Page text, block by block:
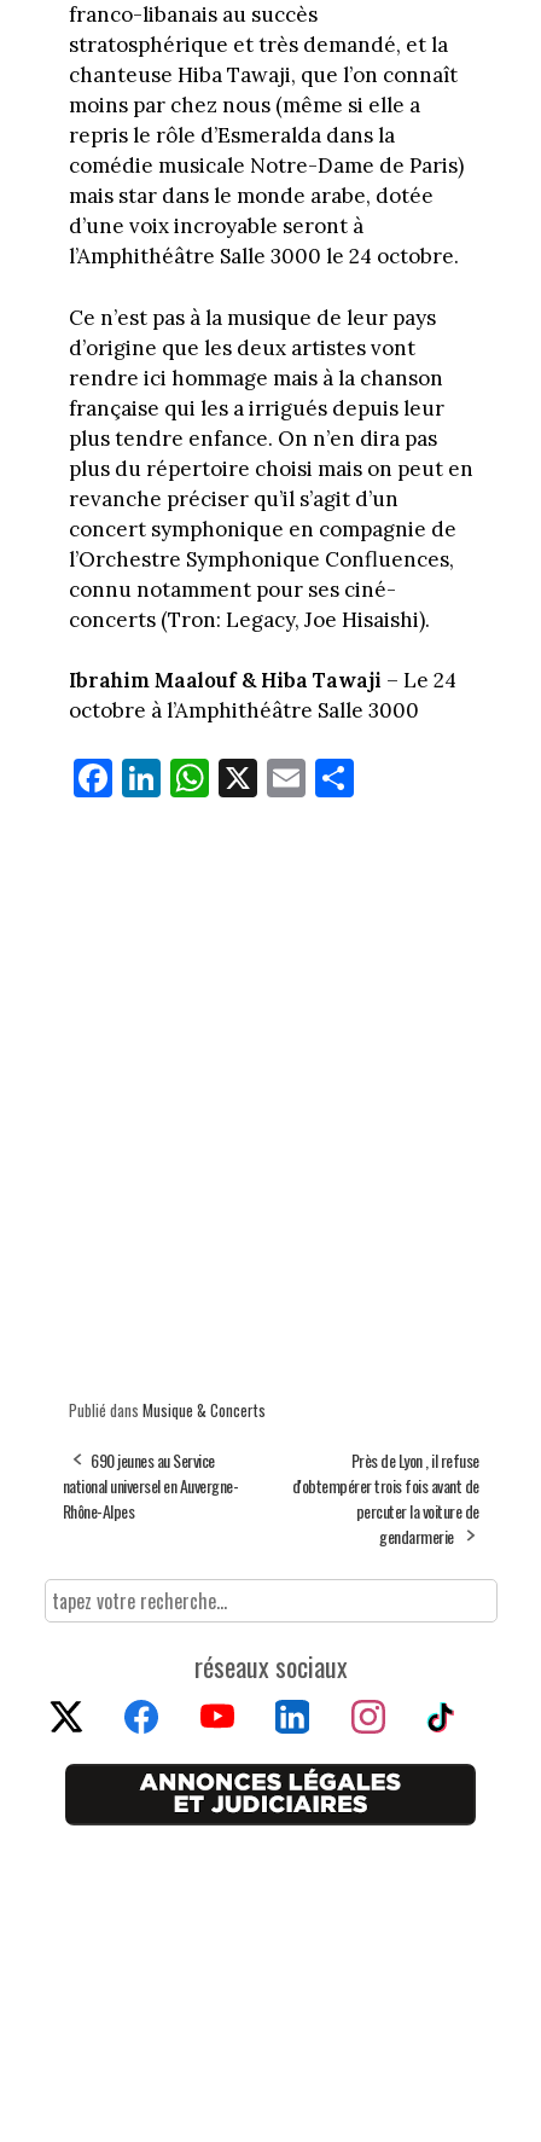
franco-libanais au succès
stratosphérique et très demandé, et la
chanteuse Hiba Tawaji, que l’on connaît
moins par chez nous (même si elle a
repris le rôle d’Esmeralda dans la
comédie musicale Notre-Dame de Paris)
mais star dans le monde arabe, dotée
d’une voix incroyable seront à
l’Amphithéâtre Salle 3000 le 24 octobre.
Ce n’est pas à la musique de leur pays
d’origine que les deux artistes vont
rendre ici hommage mais à la chanson
française qui les a irrigués depuis leur
plus tendre enfance. On n’en dira pas
plus du répertoire choisi mais on peut en
revanche préciser qu’il s’agit d’un
concert symphonique en compagnie de
l’Orchestre Symphonique Confluences,
connu notamment pour ses ciné-
concerts (Tron: Legacy, Joe Hisaishi).
Ibrahim Maalouf & Hiba Tawaji – Le 24
octobre à l’Amphithéâtre Salle 3000
Fa
ce
Li
nk
W
ha
X E
m
Pa
rt
Publié dans Musique & Concerts
690 jeunes au Service
national universel en Auvergne-
Rhône-Alpes
Près de Lyon , il refuse
d'obtempérer trois fois avant de
percuter la voiture de
gendarmerie
réseaux sociaux